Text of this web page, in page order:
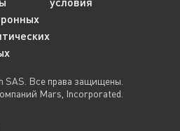
SAS. Все права защищены.
Mars, Incorporated.